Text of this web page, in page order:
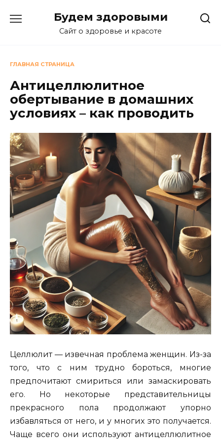
Будем здоровыми
Сайт о здоровье и красоте
ГЛАВНАЯ СТРАНИЦА
Антицеллюлитное
обертывание в домашних
условиях – как проводить
Целлюлит — извечная проблема женщин. Из-за
того, что с ним трудно бороться, многие
предпочитают смириться или замаскировать
его. Но некоторые представительницы
прекрасного пола продолжают упорно
избавляться от него, и у многих это получается.
Чаще всего они используют антицеллюлитное